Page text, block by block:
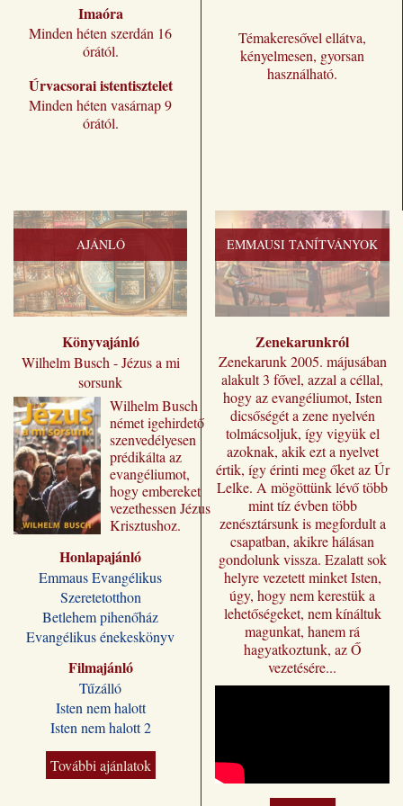
Imaóra
Minden héten szerdán 16
órától.
Úrvacsorai istentisztelet
Minden héten vasárnap 9
órától.
Témakeresővel ellátva,
kényelmesen, gyorsan
használható.
AJÁNLÓ
Könyvajánló
Wilhelm Busch - Jézus a mi
sorsunk
Wilhelm ​Busch
német igehirdető
szenvedélyesen
prédikálta az
evangéliumot,
hogy embereket
vezethessen Jézus
Krisztushoz.
„Jézus a mi
sorsunk” címmel
jutnak el a magyar
olvasóhoz, a
fordításban is
megőrizve eredeti
formájukat,
stílusukat.
Kívánjuk, hogy
Wilhelm Busch
előadássorozata
ilyen módon is
sokakat segítsen a
Jézus Krisztus
Honlapajánló
Emmaus Evangélikus
Szeretetotthon
Betlehem pihenőház
Evangélikus énekeskönyv
Filmajánló
Tűzálló
Isten nem halott
Isten nem halott 2
További ajánlatok
EMMAUSI TANÍTVÁNYOK
Zenekarunkról
Zenekarunk 2005. májusában
alakult 3 fővel, azzal a céllal,
hogy az evangéliumot, Isten
dicsőségét a zene nyelvén
tolmácsoljuk, így vigyük el
azoknak, akik ezt a nyelvet
értik, így érinti meg őket az Úr
Lelke. A mögöttünk lévő több
mint tíz évben több
zenésztársunk is megfordult a
csapatban, akikre hálásan
gondolunk vissza. Ezalatt sok
helyre vezetett minket Isten,
úgy, hogy nem kerestük a
lehetőségeket, nem kínáltuk
magunkat, hanem rá
hagyatkoztunk, az Ő
vezetésére...